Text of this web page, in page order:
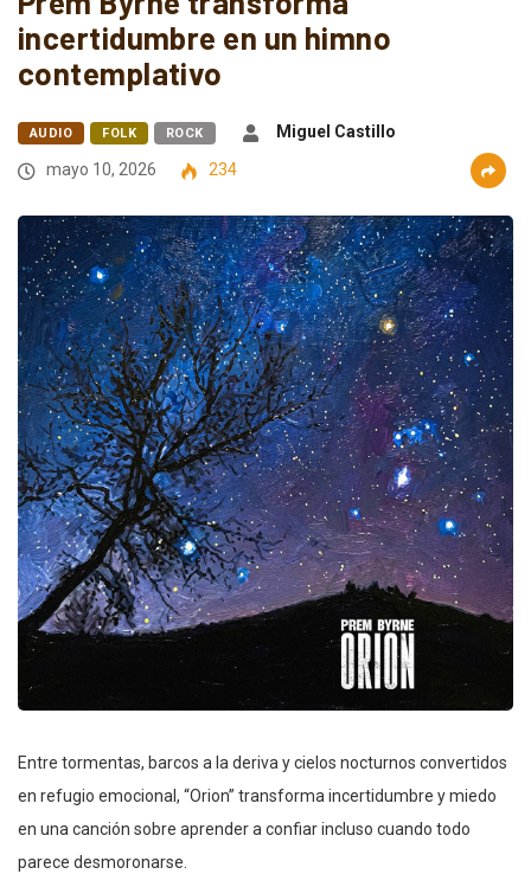
incertidumbre en un himno
contemplativo
AUDIO FOLK ROCK
Miguel Castillo
mayo 10, 2026
234
Entre tormentas, barcos a la deriva y cielos nocturnos convertidos
en refugio emocional, “Orion” transforma incertidumbre y miedo
en una canción sobre aprender a confiar incluso cuando todo
parece desmoronarse.